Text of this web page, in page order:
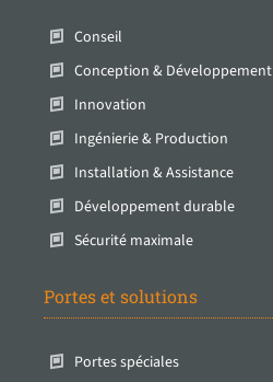
Conseil
Conception & Développement
Innovation
Ingénierie & Production
Installation & Assistance
Développement durable
Sécurité maximale
Portes et solutions
Portes spéciales